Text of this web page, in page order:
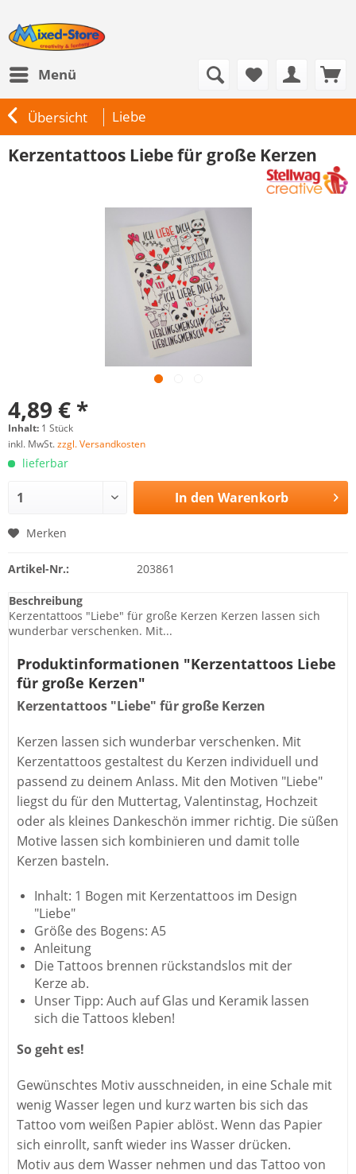
Menü
Übersicht Liebe
Kerzentattoos Liebe für große Kerzen
4,89 € *
Inhalt: 1 Stück
inkl. MwSt.zzgl. Versandkosten
lieferbar
In den Warenkorb
Merken
Artikel-Nr.: 203861
Beschreibung
Kerzentattoos "Liebe" für große Kerzen Kerzen lassen sich
wunderbar verschenken. Mit...
Produktinformationen "Kerzentattoos Liebe
für große Kerzen"
Kerzentattoos "Liebe" für große Kerzen
Kerzen lassen sich wunderbar verschenken. Mit
Kerzentattoos gestaltest du Kerzen individuell und
passend zu deinem Anlass. Mit den Motiven "Liebe"
liegst du für den Muttertag, Valentinstag, Hochzeit
oder als kleines Dankeschön immer richtig. Die süßen
Motive lassen sich kombinieren und damit tolle
Kerzen basteln.
Inhalt: 1 Bogen mit Kerzentattoos im Design
"Liebe"
Größe des Bogens: A5
Anleitung
Die Tattoos brennen rückstandslos mit der
Kerze ab.
Unser Tipp: Auch auf Glas und Keramik lassen
sich die Tattoos kleben!
So geht es!
Gewünschtes Motiv ausschneiden, in eine Schale mit
wenig Wasser legen und kurz warten bis sich das
Tattoo vom weißen Papier ablöst. Wenn das Papier
sich einrollt, sanft wieder ins Wasser drücken.
Motiv aus dem Wasser nehmen und das Tattoo von